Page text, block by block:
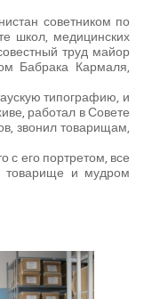
советником по
школ, медицинских
труд майор
Бабрака Кармаля,
типографию, и
работал в Совете
звонил товарищам,
его портретом, все
товарище и мудром